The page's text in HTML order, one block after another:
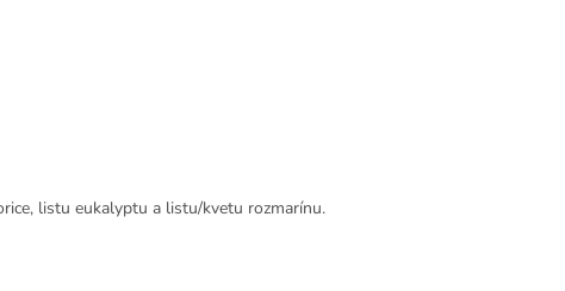
listu eukalyptu a listu/kvetu rozmarínu.